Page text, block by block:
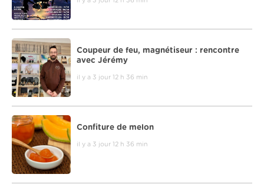
Coupeur de feu, magnétiseur : rencontre
avec Jérémy
il y a 3 jour 12 h 36 min
Confiture de melon
il y a 3 jour 12 h 36 min